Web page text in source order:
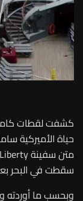
كشفت لقطات
حياة الأميركية
سقطت في البحر
وبحسب ما أوردته